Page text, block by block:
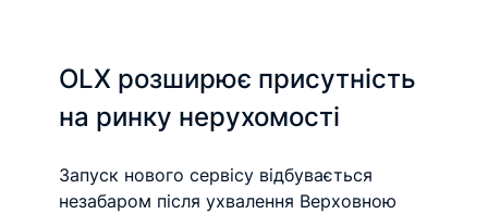
OLX розширює присутність
на ринку нерухомості
Запуск нового сервісу відбувається
незабаром після ухвалення Верховною